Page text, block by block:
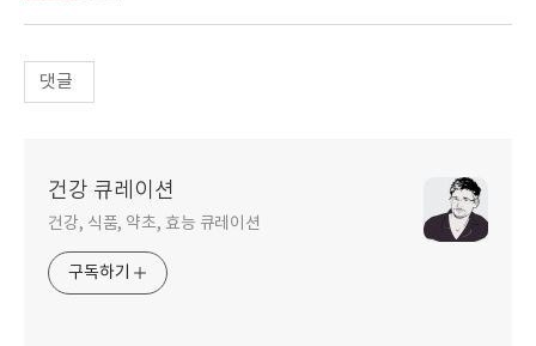
댓글
건강 큐레이션
건강, 식품, 약초, 효능 큐레이션
구독하기